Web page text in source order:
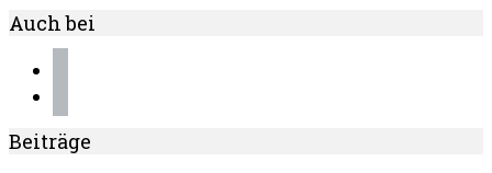
Auch bei
Beiträge